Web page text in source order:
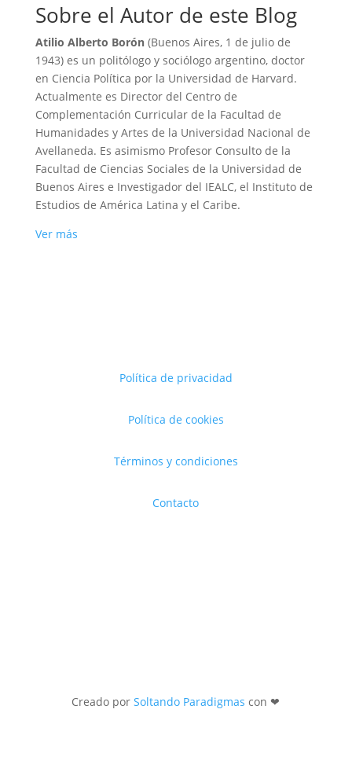
Sobre el Autor de este Blog
Atilio Alberto Borón(Buenos Aires, 1 de julio de
1943) es un politólogo y sociólogo argentino, doctor
en Ciencia Política por la Universidad de Harvard.
Actualmente es Director del Centro de
Complementación Curricular de la Facultad de
Humanidades y Artes de la Universidad Nacional de
Avellaneda. Es asimismo Profesor Consulto de la
Facultad de Ciencias Sociales de la Universidad de
Buenos Aires e Investigador del IEALC, el Instituto de
Estudios de América Latina y el Caribe.
Ver más
Política de privacidad
Política de cookies
Términos y condiciones
Contacto
Creado porSoltando Paradigmas con ❤︎